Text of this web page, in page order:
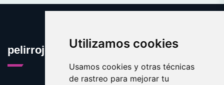
Utilizamos cookies
Usamos cookies y otras técnicas
de rastreo para mejorar tu
pelirrojo.com